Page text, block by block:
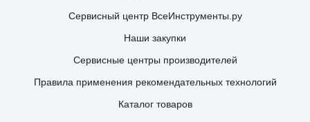
Сервисный центр ВсеИнструменты.ру
Наши закупки
Сервисные центры производителей
Правила применения рекомендательных технологий
Каталог товаров